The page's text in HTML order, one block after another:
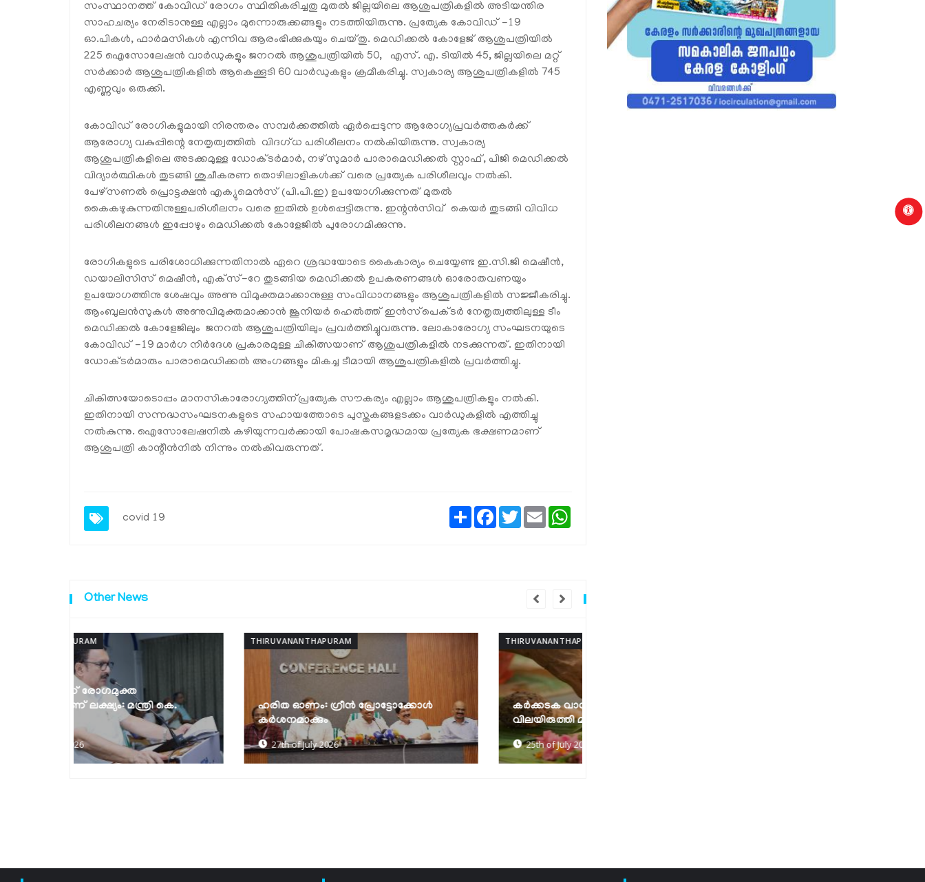
സംസ്ഥാനത്ത് കോവിഡ് രോഗം സ്ഥിതികരിച്ചതു മുതൽ ജില്ലയിലെ ആശുപത്രികളിൽ അടിയന്തിര
സാഹചര്യം നേരിടാനുള്ള എല്ലാം മുന്നൊരുക്കങ്ങളും നടത്തിയിരുന്നു. പ്രത്യേക കോവിഡ് -19
ഓ.പികൾ, ഫാർമസികൾ എന്നിവ ആരംഭിക്കുകയും ചെയ്തു. മെഡിക്കൽ കോളേജ് ആശുപത്രിയിൽ
225 ഐസോലേഷൻ വാർഡുകളും ജനറൽ ആശുപത്രിയിൽ 50, എസ്. എ. ടിയിൽ 45, ജില്ലയിലെ മറ്റ്
സർക്കാർ ആശുപത്രികളിൽ ആകെക്കൂടി 60 വാർഡുകളും ക്രമീകരിച്ചു. സ്വകാര്യ ആശുപത്രികളിൽ 745
എണ്ണവും ഒരുക്കി.
കോവിഡ് രോഗികളുമായി നിരന്തരം സമ്പർക്കത്തിൽ ഏർപ്പെടുന്ന ആരോഗ്യപ്രവർത്തകർക്ക്
ആരോഗ്യ വകുപ്പിന്റെ നേതൃത്വത്തിൽ വിദഗ്ധ പരിശീലനം നൽകിയിരുന്നു. സ്വകാര്യ
ആശുപത്രികളിലെ അടക്കമുള്ള ഡോക്ടർമാർ, നഴ്‌സുമാർ പാരാമെഡിക്കൽ സ്റ്റാഫ്, പിജി മെഡിക്കൽ
വിദ്യാർത്ഥികൾ തുടങ്ങി ശുചീകരണ തൊഴിലാളികൾക്ക് വരെ പ്രത്യേക പരിശീലവും നൽകി.
പേഴ്‌സണൽ പ്രൊട്ടക്ഷൻ എക്യുമെൻസ് (പി.പി.ഇ) ഉപയോഗിക്കുന്നത് മുതൽ
കൈകഴുകുന്നതിനുള്ളപരിശീലനം വരെ ഇതിൽ ഉൾപ്പെട്ടിരുന്നു. ഇന്റൻസിവ് കെയർ തുടങ്ങി വിവിധ
പരിശീലനങ്ങൾ ഇപ്പോഴും മെഡിക്കൽ കോളേജിൽ പുരോഗമിക്കുന്നു.
രോഗികളുടെ പരിശോധിക്കുന്നതിനാൽ ഏറെ ശ്രദ്ധയോടെ കൈകാര്യം ചെയ്യേണ്ട ഇ.സി.ജി മെഷീൻ,
ഡയാലിസിസ് മെഷീൻ, എക്‌സ്-റേ തുടങ്ങിയ മെഡിക്കൽ ഉപകരണങ്ങൾ ഓരോതവണയും
ഉപയോഗത്തിനു ശേഷവും അണു വിമുക്തമാക്കാനുള്ള സംവിധാനങ്ങളും ആശുപത്രികളിൽ സജ്ജീകരിച്ചു.
ആംബുലൻസുകൾ അണുവിമുക്തമാക്കാൻ ജൂനിയർ ഹെൽത്ത് ഇൻസ്‌പെക്ടർ നേതൃത്വത്തിലുള്ള ടീം
മെഡിക്കൽ കോളേജിലും ജനറൽ ആശുപത്രിയിലും പ്രവർത്തിച്ചുവരുന്നു. ലോകാരോഗ്യ സംഘടനയുടെ
കോവിഡ് -19 മാർഗ നിർദേശ പ്രകാരമുള്ള ചികിത്സയാണ് ആശുപത്രികളിൽ നടക്കുന്നത്. ഇതിനായി
ഡോക്ടർമാരും പാരാമെഡിക്കൽ അംഗങ്ങളും മികച്ച ടീമായി ആശുപത്രികളിൽ പ്രവർത്തിച്ചു.
ചികിത്സയോടൊപ്പം മാനസികാരോഗ്യത്തിന്പ്രത്യേക സൗകര്യം എല്ലാം ആശുപത്രികളും നൽകി.
ഇതിനായി സന്നദ്ധസംഘടനകളുടെ സഹായത്തോടെ പുസ്തകങ്ങളടക്കം വാർഡുകളിൽ എത്തിച്ചു
നൽകുന്നു. ഐസോലേഷനിൽ കഴിയുന്നവർക്കായി പോഷകസമൃദ്ധമായ പ്രത്യേക ഭക്ഷണമാണ്
ആശുപത്രി കാന്റീൻനിൽ നിന്നും നൽകിവരുന്നത്.
covid 19
ShareFacebook
TwitterEmail
Other News
THIRUVANANTHAPURAM
ഹരിത ഓണം: ഗ്രീൻ പ്രോട്ടോക്കോൾ
കർശനമാക്കും
27th of July 2026
THIRUVANANTHAPURAM
കർക്കടക വാവുബലി ഒരുക്കങ്ങൾ
വിലയിരുത്തി മന്ത്രി കെ. മുരളീധരൻ
25th of July 2026